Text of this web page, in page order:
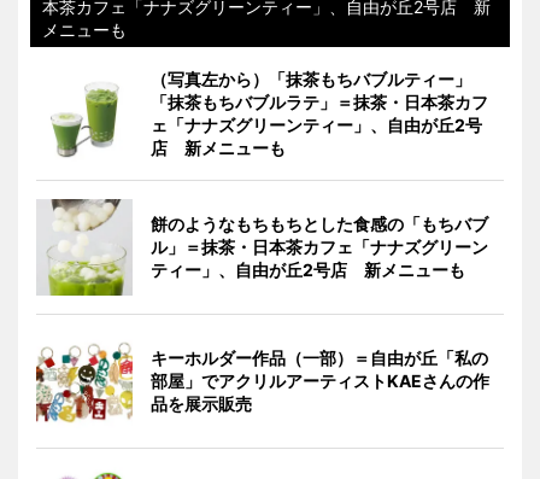
本茶カフェ「ナナズグリーンティー」、自由が丘2号店 新
メニューも
（写真左から）「抹茶もちバブルティー」
「抹茶もちバブルラテ」＝抹茶・日本茶カフ
ェ「ナナズグリーンティー」、自由が丘2号
店 新メニューも
餅のようなもちもちとした食感の「もちバブ
ル」＝抹茶・日本茶カフェ「ナナズグリーン
ティー」、自由が丘2号店 新メニューも
キーホルダー作品（一部）＝自由が丘「私の
部屋」でアクリルアーティストKAEさんの作
品を展示販売